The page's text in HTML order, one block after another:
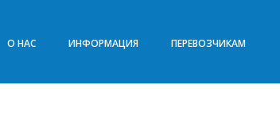
О НАС ИНФОРМАЦИЯ ПЕРЕВОЗЧИКАМ